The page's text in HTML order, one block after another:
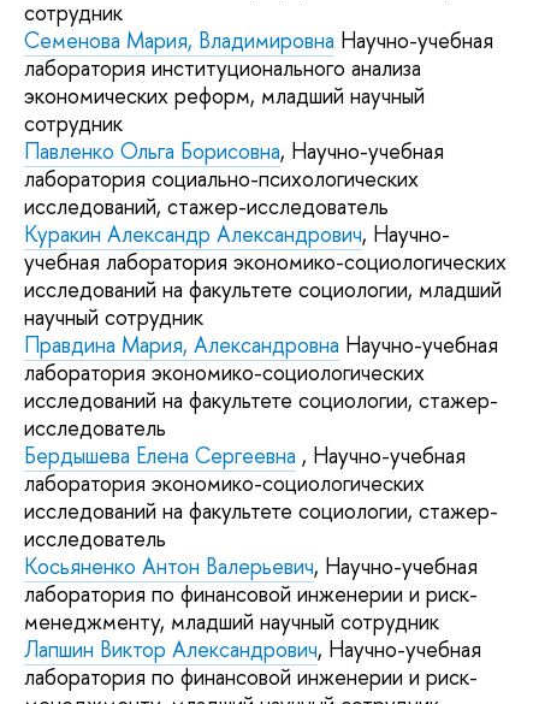
сотрудник
Семенова Мария, Владимировна Научно-учебная
лаборатория институционального анализа
экономических реформ, младший научный
сотрудник
Павленко Ольга Борисовна, Научно-учебная
лаборатория социально-психологических
исследований, стажер-исследователь
Куракин Александр Александрович, Научно-
учебная лаборатория экономико-социологических
исследований на факультете социологии, младший
научный сотрудник
Правдина Мария, Александровна Научно-учебная
лаборатория экономико-социологических
исследований на факультете социологии, стажер-
исследователь
Бердышева Елена Сергеевна , Научно-учебная
лаборатория экономико-социологических
исследований на факультете социологии, стажер-
исследователь
Косьяненко Антон Валерьевич, Научно-учебная
лаборатория по финансовой инженерии и риск-
менеджменту, младший научный сотрудник
Лапшин Виктор Александрович, Научно-учебная
лаборатория по финансовой инженерии и риск-